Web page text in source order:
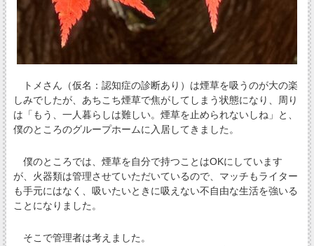
トメさん（仮名：認知症の診断あり）は煙草を吸うのが大の楽
しみでしたが、あちこち煙草で焦がしてしまう状態になり、周り
は「もう、一人暮らしは難しい。煙草を止められないしね」と、
僕のところのグループホームに入居してきました。
僕のところでは、煙草を自分で持つことはOKにしています
が、火器類は管理させていただいているので、マッチもライター
も手元にはなく、吸いたいときに吸えない不自由な生活を強いる
ことになりました。
そこで管理者は考えました。